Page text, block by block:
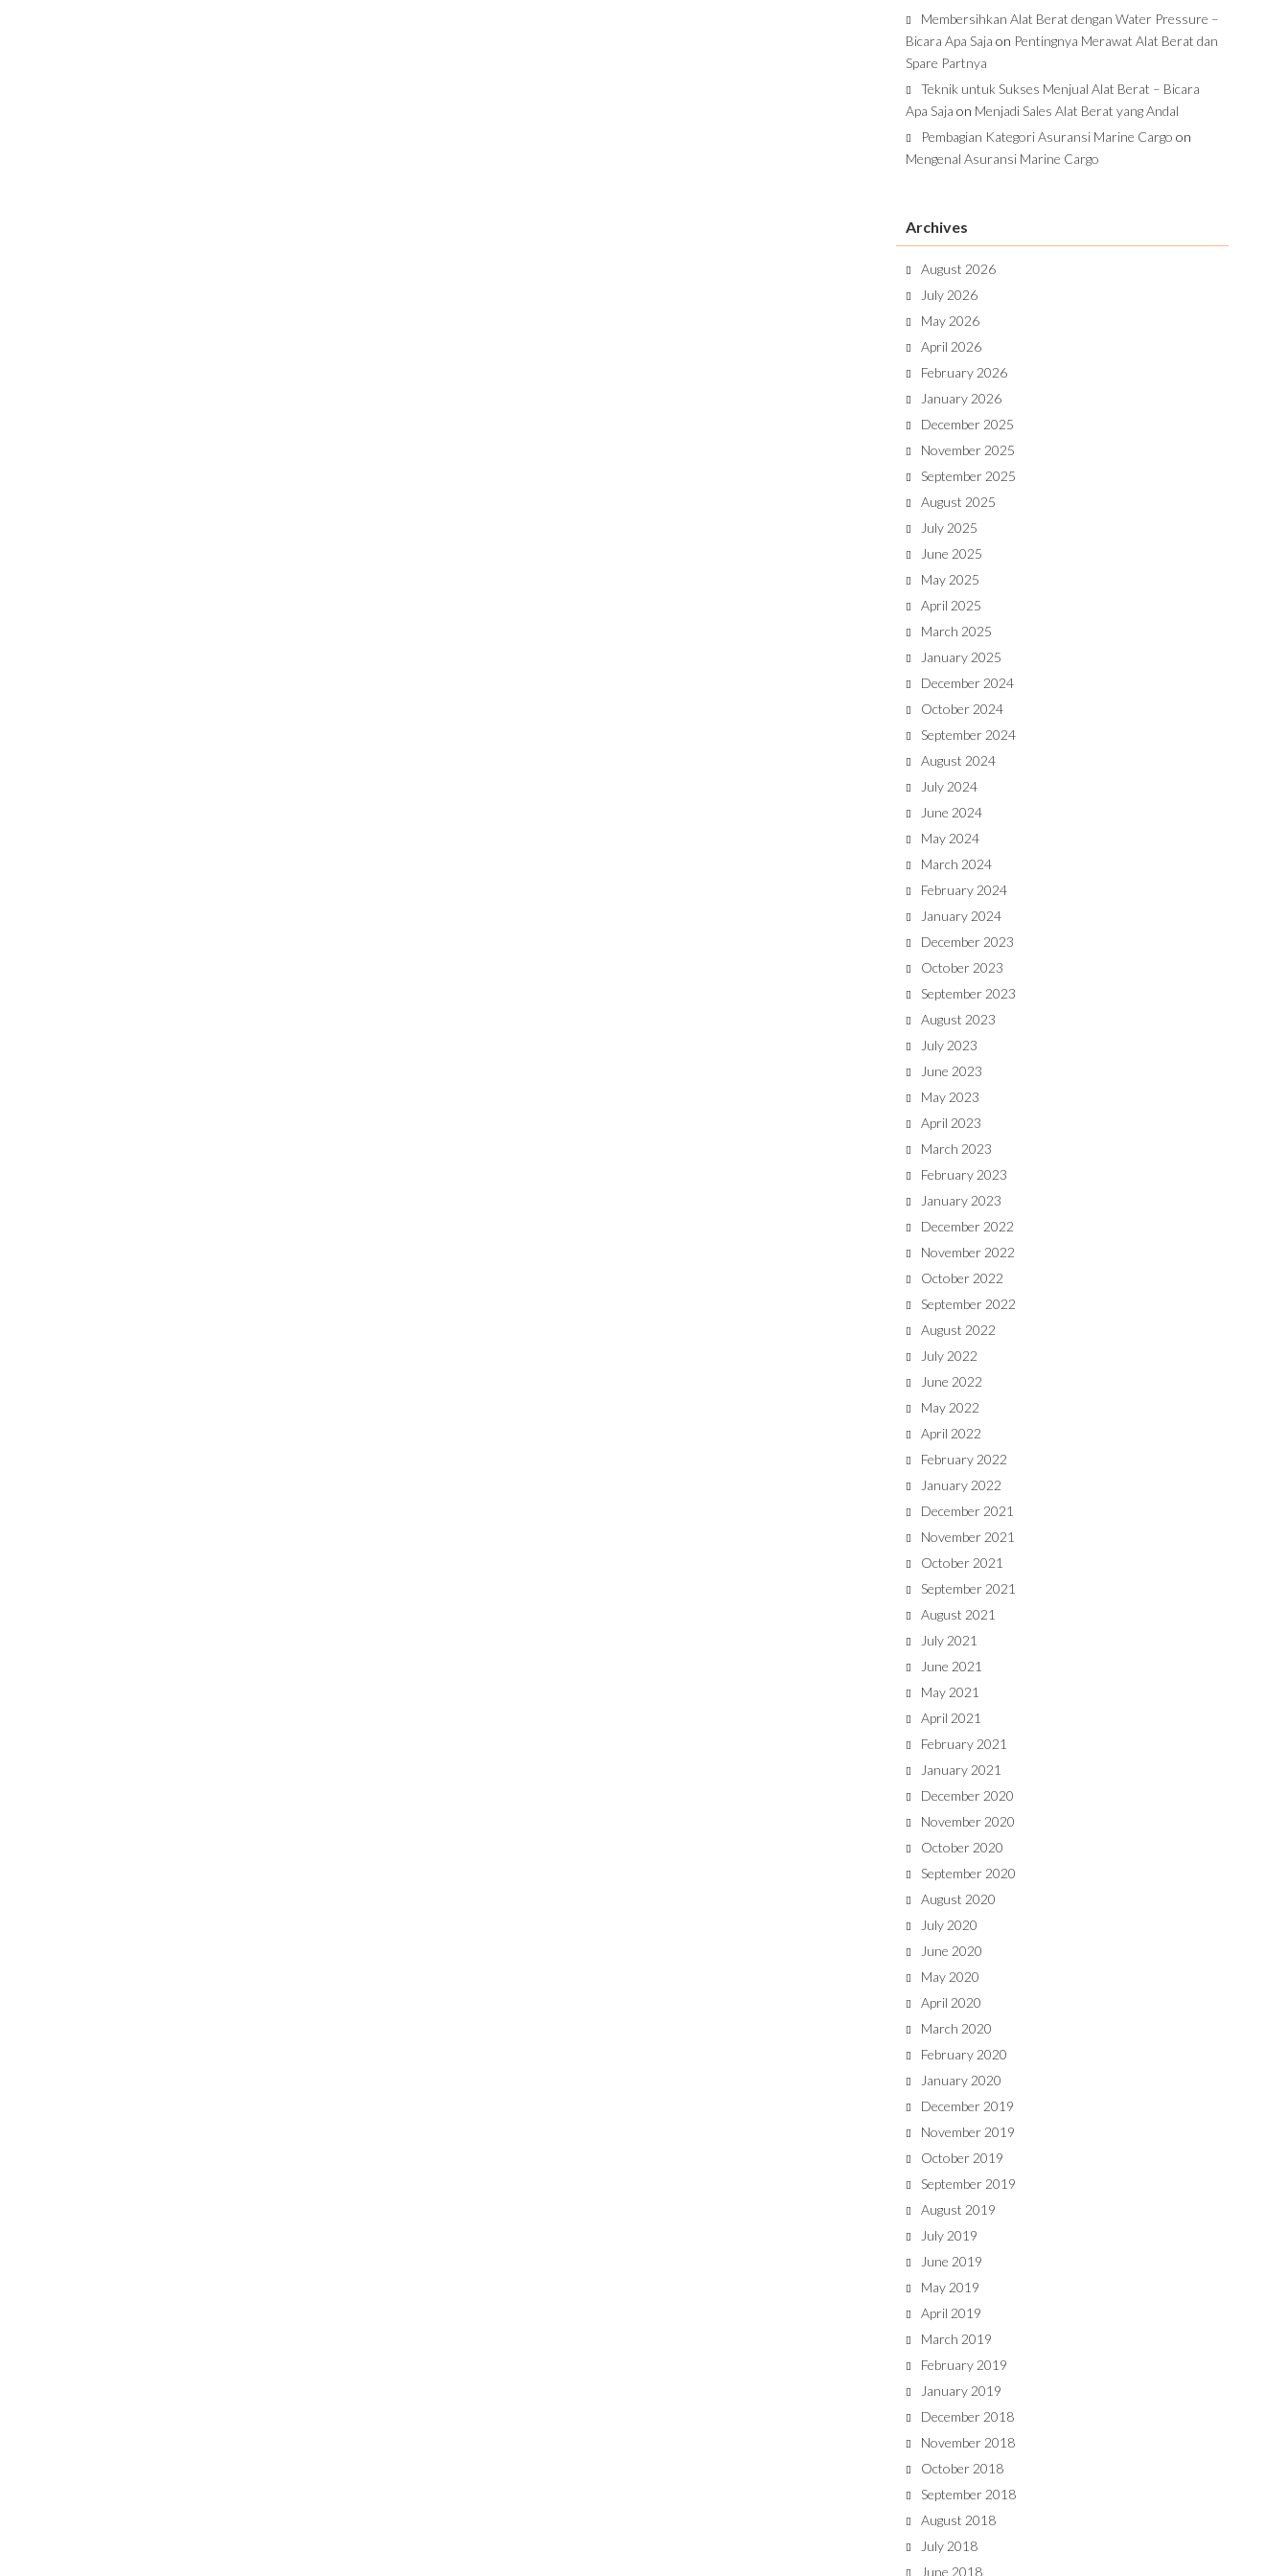
Membersihkan Alat Berat dengan Water Pressure –
Bicara Apa Saja on Pentingnya Merawat Alat Berat dan
Spare Partnya
Teknik untuk Sukses Menjual Alat Berat – Bicara
Apa Saja on Menjadi Sales Alat Berat yang Andal
Pembagian Kategori Asuransi Marine Cargo on
Mengenal Asuransi Marine Cargo
Archives
August 2026
July 2026
May 2026
April 2026
February 2026
January 2026
December 2025
November 2025
September 2025
August 2025
July 2025
June 2025
May 2025
April 2025
March 2025
January 2025
December 2024
October 2024
September 2024
August 2024
July 2024
June 2024
May 2024
March 2024
February 2024
January 2024
December 2023
October 2023
September 2023
August 2023
July 2023
June 2023
May 2023
April 2023
March 2023
February 2023
January 2023
December 2022
November 2022
October 2022
September 2022
August 2022
July 2022
June 2022
May 2022
April 2022
February 2022
January 2022
December 2021
November 2021
October 2021
September 2021
August 2021
July 2021
June 2021
May 2021
April 2021
February 2021
January 2021
December 2020
November 2020
October 2020
September 2020
August 2020
July 2020
June 2020
May 2020
April 2020
March 2020
February 2020
January 2020
December 2019
November 2019
October 2019
September 2019
August 2019
July 2019
June 2019
May 2019
April 2019
March 2019
February 2019
January 2019
December 2018
November 2018
October 2018
September 2018
August 2018
July 2018
June 2018